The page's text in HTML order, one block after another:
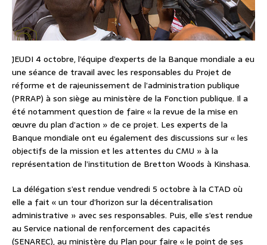
JEUDI 4 octobre, l’équipe d’experts de la Banque mondiale a eu
une séance de travail avec les responsables du Projet de
réforme et de rajeunissement de l’administration publique
(PRRAP) à son siège au ministère de la Fonction publique. Il a
été notamment question de faire « la revue de la mise en
œuvre du plan d’action » de ce projet. Les experts de la
Banque mondiale ont eu également des discussions sur « les
objectifs de la mission et les attentes du CMU » à la
représentation de l’institution de Bretton Woods à Kinshasa.
La délégation s’est rendue vendredi 5 octobre à la CTAD où
elle a fait « un tour d’horizon sur la décentralisation
administrative » avec ses responsables. Puis, elle s’est rendue
au Service national de renforcement des capacités
(SENAREC), au ministère du Plan pour faire « le point de ses